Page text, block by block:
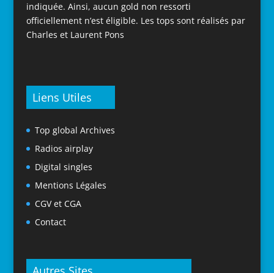
indiquée. Ainsi, aucun gold non ressorti
officiellement n’est éligible. Les tops sont réalisés par
Charles et Laurent Pons
Liens Utiles
Top global Archives
Radios airplay
Digital singles
Mentions Légales
CGV et CGA
Contact